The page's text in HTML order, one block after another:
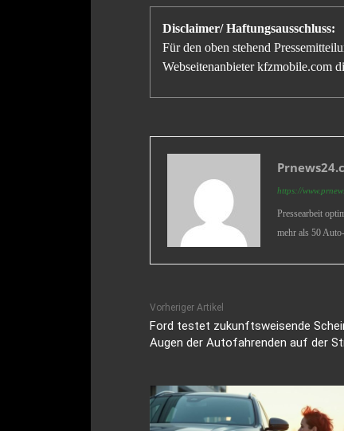
Disclaimer/ Haftungsausschluss:
Für den oben stehend
Webseitenanbieter kfzmobile.com
https://
Pressearbeit
mehr als 50
Vorheriger Artikel
Ford testet zukunftsweisende
Augen der Autofahrenden auf der